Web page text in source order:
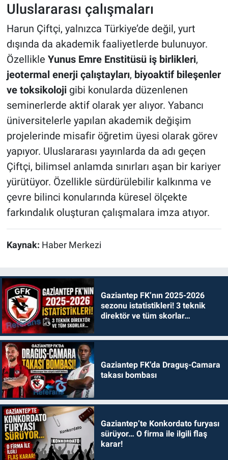
Uluslararası çalışmaları
Harun Çiftçi, yalnızca Türkiye’de değil, yurt
dışında da akademik faaliyetlerde bulunuyor.
Özellikle Yunus Emre Enstitüsü iş birlikleri,
jeotermal enerji çalıştayları, biyoaktif bileşenler
ve toksikolojigibi konularda düzenlenen
seminerlerde aktif olarak yer alıyor. Yabancı
üniversitelerle yapılan akademik değişim
projelerinde misafir öğretim üyesi olarak görev
yapıyor. Uluslararası yayınlarda da adı geçen
Çiftçi, bilimsel anlamda sınırları aşan bir kariyer
yürütüyor. Özellikle sürdürülebilir kalkınma ve
çevre bilinci konularında küresel ölçekte
farkındalık oluşturan çalışmalara imza atıyor.
Kaynak: Haber Merkezi
Gaziantep FK’nın 2025-2026
sezonu istatistikleri! 3 teknik
direktör ve tüm skorlar…
Gaziantep FK’da Draguş-Camara
takası bombası
Gaziantep’te Konkordato furyası
sürüyor… O firma ile ilgili flaş
karar!